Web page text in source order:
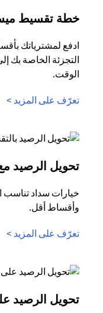
خطة تقسيط
ادفع لمشترياتك
التجزئة الخاصة بك
الوقت.
تعرّف على المزيد >
تحويل الرصيد
خيارات سداد تناسب
وأقساط أقل.
تعرّف على المزيد >
تحويل الرصيد